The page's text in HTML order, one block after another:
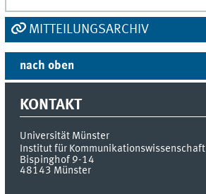
MITTEILUNGSARCHIV
nach oben
KONTAKT
Universität Münster
Institut für Kommunikationswissenschaft
Bispinghof 9-14
48143 Münster